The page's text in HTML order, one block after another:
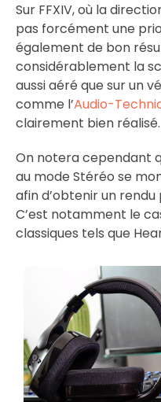
Sur FFXIV, où la
pas forcément une
également de bon
considérablement la
aussi aéré que sur un
comme l’Audio-
clairement bien réalisé.
On notera cependant
au mode Stéréo se
afin d’obtenir un
C’est notamment le
classiques tels que